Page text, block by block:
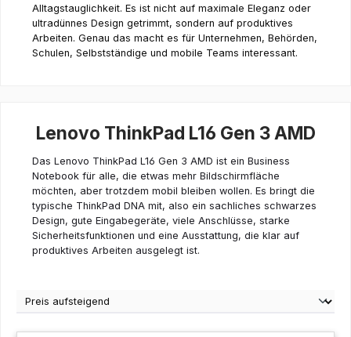
Alltagstauglichkeit. Es ist nicht auf maximale Eleganz oder
ultradünnes Design getrimmt, sondern auf produktives
Arbeiten. Genau das macht es für Unternehmen, Behörden,
Schulen, Selbstständige und mobile Teams interessant.
Lenovo ThinkPad L16 Gen 3 AMD
Das Lenovo ThinkPad L16 Gen 3 AMD ist ein Business
Notebook für alle, die etwas mehr Bildschirmfläche
möchten, aber trotzdem mobil bleiben wollen. Es bringt die
typische ThinkPad DNA mit, also ein sachliches schwarzes
Design, gute Eingabegeräte, viele Anschlüsse, starke
Sicherheitsfunktionen und eine Ausstattung, die klar auf
produktives Arbeiten ausgelegt ist.